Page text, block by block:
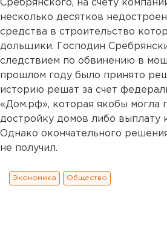
Сребрянского, на счету
несколько десятков
средства в строительство
дольщики. Господин
следствием по обвинению в
прошлом году было принято
историю решат за счет
«Дом.рф», которая якобы могла
достройку домов либо выплату
Однако окончательного
не получил.
Экономика Общество